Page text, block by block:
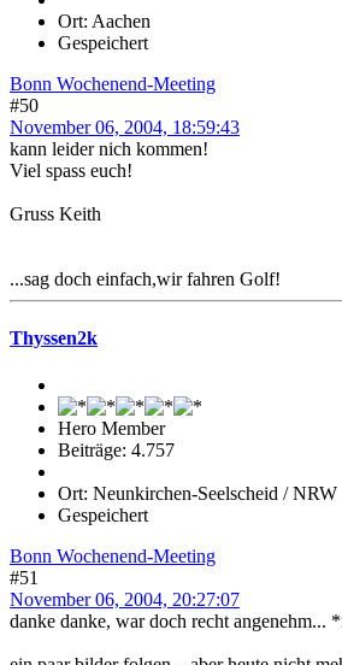
Ort: Aachen
Gespeichert
Bonn Wochenend-Meeting
#50
November 06, 2004, 18:59:43
kann leider nich kommen!
Viel spass euch!
Gruss Keith
...sag doch einfach,wir fahren Golf!
Thyssen2k
Hero Member
Beiträge: 4.757
Ort: Neunkirchen-Seelscheid / NRW
Gespeichert
Bonn Wochenend-Meeting
#51
November 06, 2004, 20:27:07
danke danke, war doch recht angenehm...